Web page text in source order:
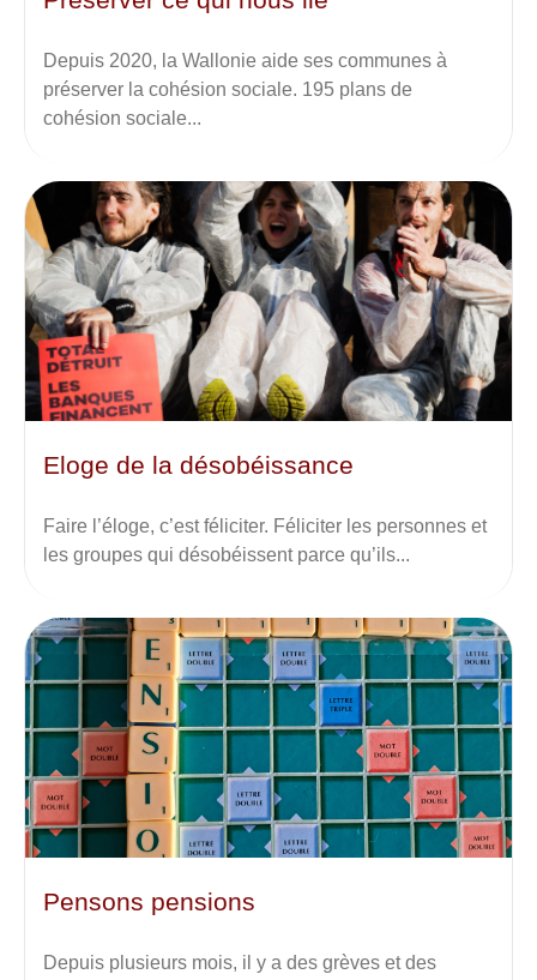
Depuis 2020, la Wallonie aide ses communes à
préserver la cohésion sociale. 195 plans de
cohésion sociale...
Eloge de la désobéissance
Faire l’éloge, c’est féliciter. Féliciter les personnes et
les groupes qui désobéissent parce qu’ils...
Pensons pensions
Depuis plusieurs mois, il y a des grèves et des